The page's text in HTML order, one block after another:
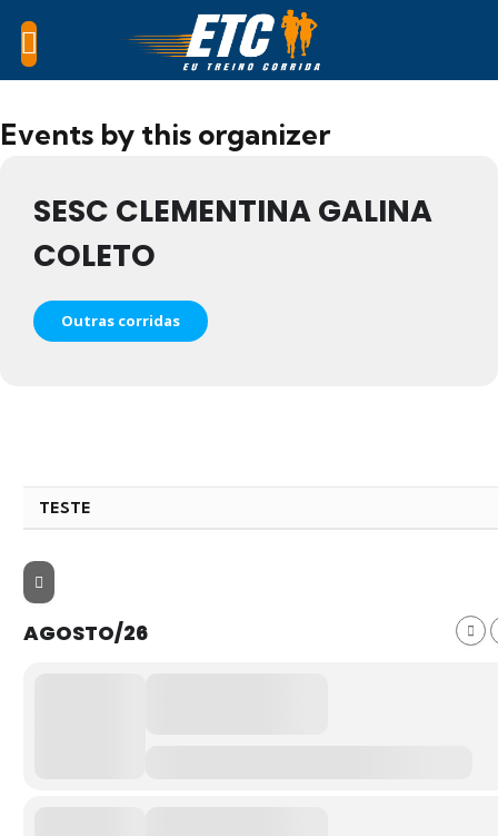
Events by this organizer
SESC CLEMENTINA GALINA
COLETO
Outras corridas
TESTE
AGOSTO/26